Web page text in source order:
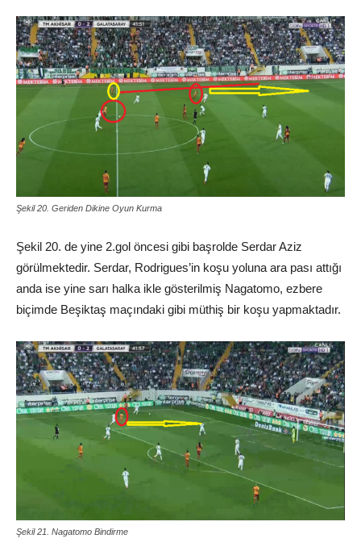
Şekil 20. Geriden Dikine Oyun Kurma
Şekil 20. de yine 2.gol öncesi gibi başrolde Serdar Aziz
görülmektedir. Serdar, Rodrigues’in koşu yoluna ara pası attığı
anda ise yine sarı halka ikle gösterilmiş Nagatomo, ezbere
biçimde Beşiktaş maçındaki gibi müthiş bir koşu yapmaktadır.
Şekil 21. Nagatomo Bindirme